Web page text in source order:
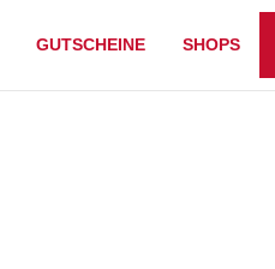
GUTSCHEINE SHOPS